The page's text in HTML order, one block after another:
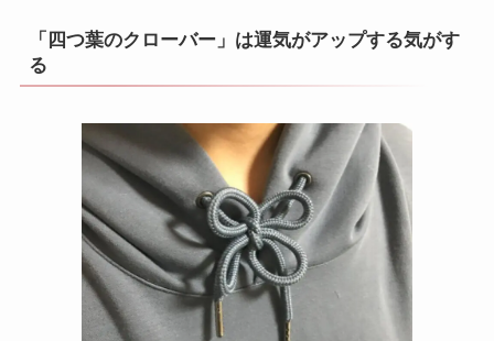
「四つ葉のクローバー」は運気がアップする気がす
る